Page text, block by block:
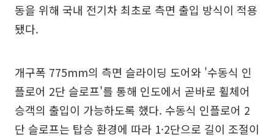
동을 위해 국내 전기차 최초로 측면 출입 방식이 적용
됐다.
개구폭 775mm의 측면 슬라이딩 도어와 '수동식 인
플로어 2단 슬로프'를 통해 인도에서 곧바로 휠체어
승객의 출입이 가능하도록 했다. 수동식 인플로어 2
단 슬로프는 탑승 환경에 따라 1·2단으로 길이 조절이